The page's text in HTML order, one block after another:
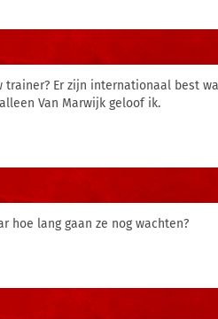
trainer? Er zijn internationaal best
Van Marwijk geloof ik.
hoe lang gaan ze nog wachten?